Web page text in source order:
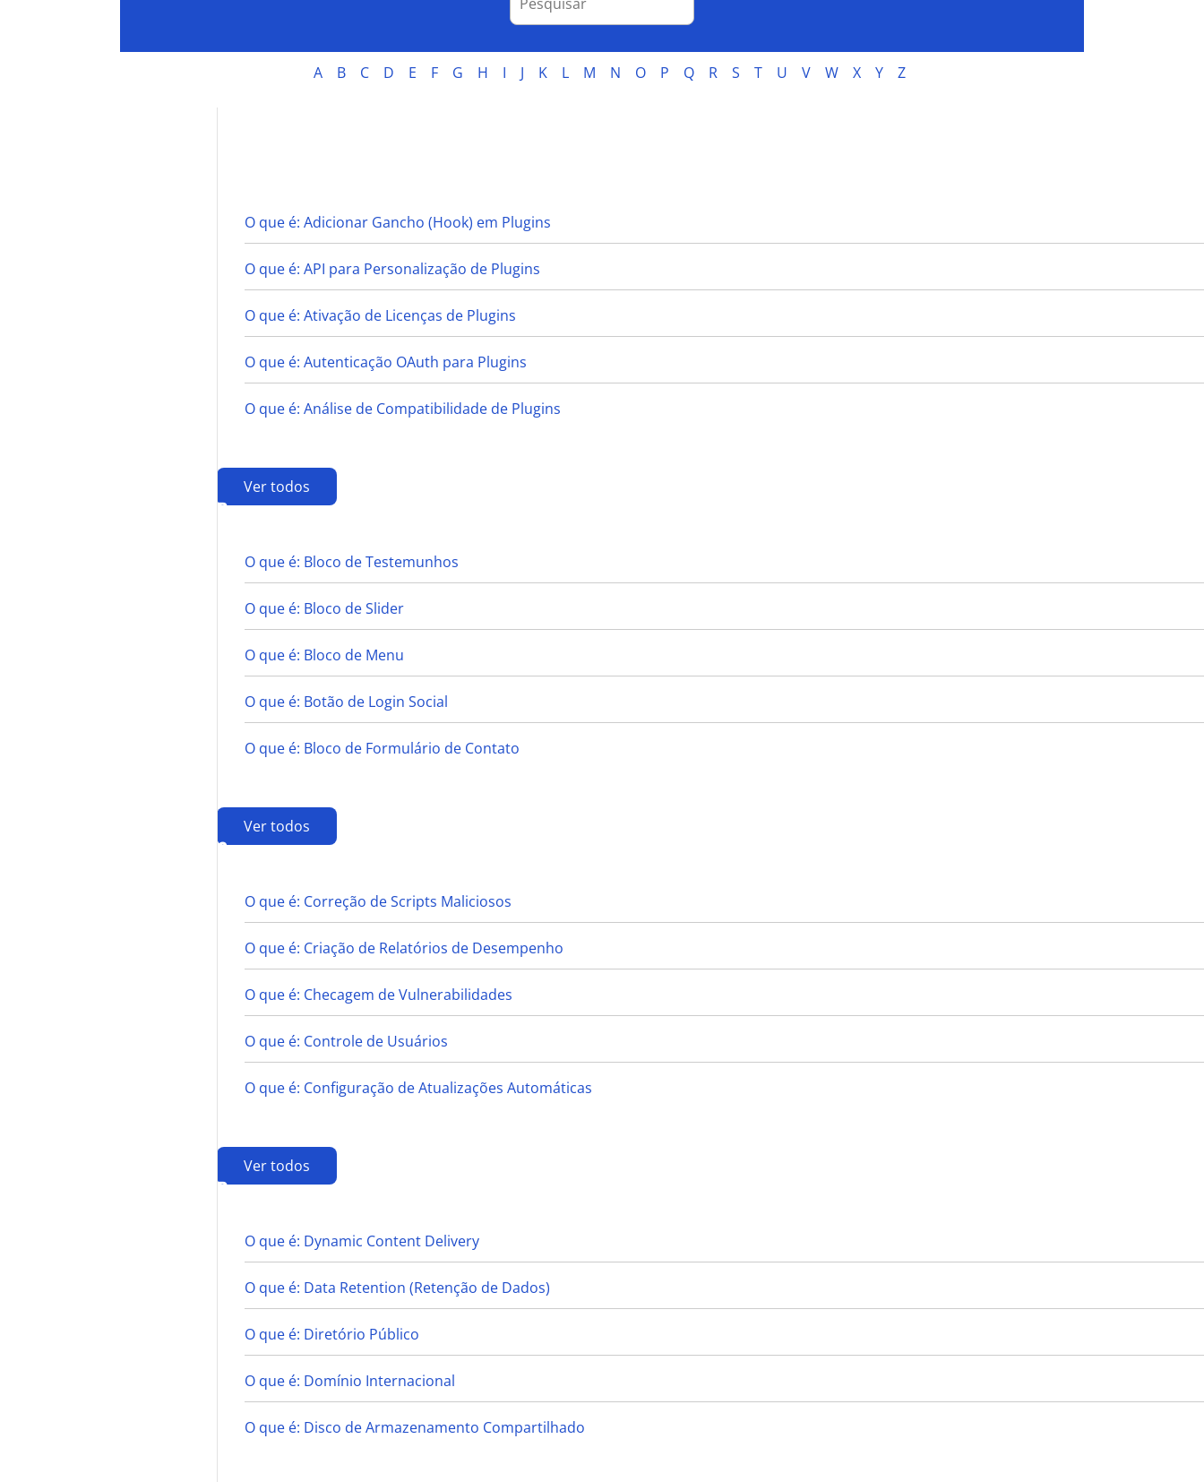
A B C D E F G H I J K L M N O P Q R S T U V W X Y Z
O que é: Adicionar Gancho (Hook) em Plugins
O que é: API para Personalização de Plugins
O que é: Ativação de Licenças de Plugins
O que é: Autenticação OAuth para Plugins
O que é: Análise de Compatibilidade de Plugins
Ver todos
B
O que é: Bloco de Testemunhos
O que é: Bloco de Slider
O que é: Bloco de Menu
O que é: Botão de Login Social
O que é: Bloco de Formulário de Contato
Ver todos
C
O que é: Correção de Scripts Maliciosos
O que é: Criação de Relatórios de Desempenho
O que é: Checagem de Vulnerabilidades
O que é: Controle de Usuários
O que é: Configuração de Atualizações Automáticas
Ver todos
D
O que é: Dynamic Content Delivery
O que é: Data Retention (Retenção de Dados)
O que é: Diretório Público
O que é: Domínio Internacional
O que é: Disco de Armazenamento Compartilhado